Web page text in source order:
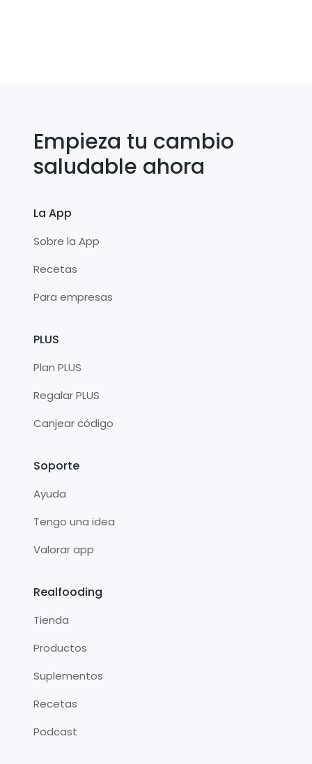
Empieza tu cambio
saludable ahora
La App
Sobre la App
Recetas
Para empresas
PLUS
Plan PLUS
Regalar PLUS
Canjear código
Soporte
Ayuda
Tengo una idea
Valorar app
Realfooding
Tienda
Productos
Suplementos
Recetas
Podcast